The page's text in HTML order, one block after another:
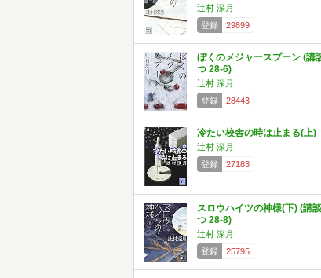
辻村 深月
登録
29899
ぼくのメジャースプーン (講
つ 28-6)
辻村 深月
登録
28443
冷たい校舎の時は止まる(上)
辻村 深月
登録
27183
スロウハイツの神様(下) (講
つ 28-8)
辻村 深月
登録
25795